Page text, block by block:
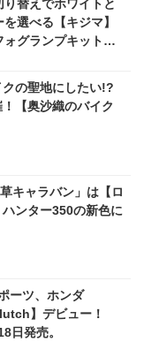
り替えでホワイトと
選べる【キジマ】
ォグランプキットに
ックス／グロム用が
の聖地にしたい!?
【奥沙織のバイク
キャラバン」は【ロ
ンター350の新色に
ーツ、ホンダ
】デビュー！
日発売。